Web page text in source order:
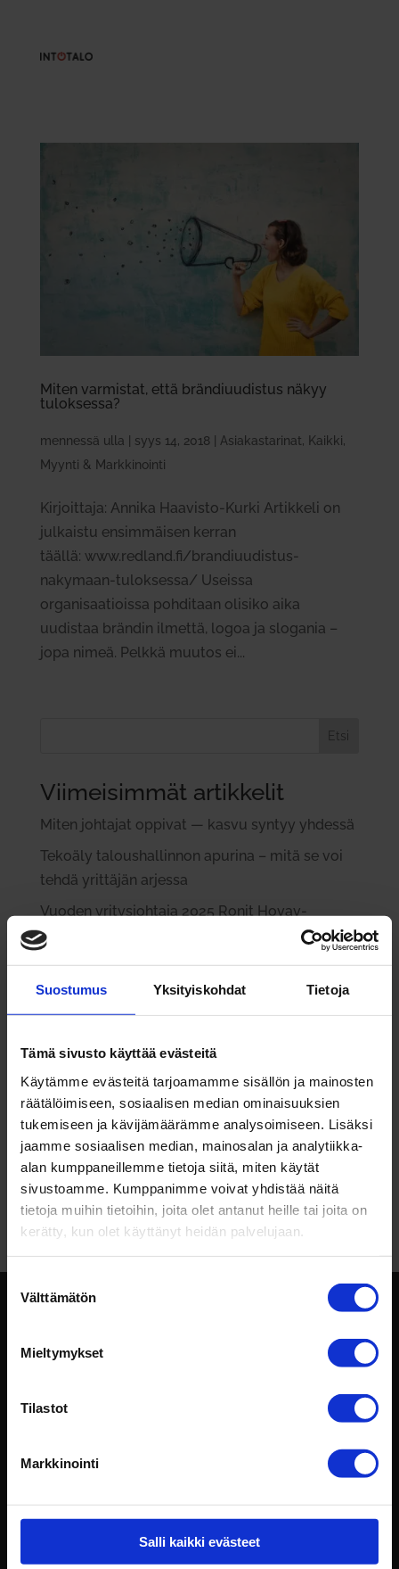
Suostumus Yksityiskohdat Tietoja
Tämä sivusto käyttää evästeitä
Käytämme evästeitä tarjoamamme sisällön ja mainosten
räätälöimiseen, sosiaalisen median ominaisuuksien
tukemiseen ja kävijämäärämme analysoimiseen. Lisäksi
jaamme sosiaalisen median, mainosalan ja analytiikka-
alan kumppaneillemme tietoja siitä, miten käytät
sivustoamme. Kumppanimme voivat yhdistää näitä
tietoja muihin tietoihin, joita olet antanut heille tai joita on
kerätty, kun olet käyttänyt heidän palvelujaan.
valinta
Välttämätön
Mieltymykset
Tilastot
Markkinointi
Salli kaikki evästeet
Miten var­mistat, että brän­di­uu­distus näkyy
tulok­sessa?
mennessä ulla syys 14, 2018| Asiakastarinat, Kaikki,
Myynti & Markkinointi
Kirjoittaja: Annika Haavisto-Kurki Artikkeli on
julkaistu ensimmäisen kerran
täällä: www.redland.fi/brandiuudistus-
nakymaan-tuloksessa/ Useissa
organisaatioissa pohditaan olisiko aika
uudistaa brändin ilmettä, logoa ja slogania –
jopa nimeä. Pelkkä muutos ei...
Etsi
Viimeisimmät artikkelit
Miten joh­tajat oppivat — kasvu syntyy yhdessä
Tekoäly talous­hal­linnon apurina – mitä se voi
tehdä yrit­täjän arjessa
Vuoden yri­tys­johtaja 2025 Ronit Hovav-
Halonen: Yri­tysidea sai alkunsa perheen ruo­ka­
Lauri Ratia: Rat­kai­sujen teke­minen paineen alla
asiakkaat kiit­tävät
Viimeisimmät kommentit
Jari JunkkariaiheestaTulok­sel­lisen mark­ki­
noijan 8 tär­keintä taitoa
JamesaiheestaTulok­sel­lisen mark­ki­noijan 8
tär­keintä taitoa